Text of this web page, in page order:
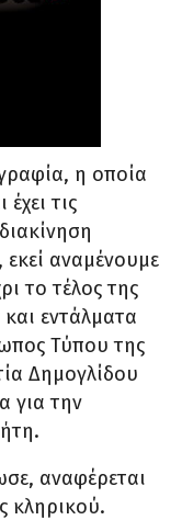
η οποία
τις
αναμένουμε
το τέλος της
εντάλματα
Τύπου της
Δημογλίδου
για την
αναφέρεται
κληρικού.